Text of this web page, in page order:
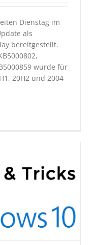
Dienstag im
als
bereitgestellt.
wurde für
20H2 und 2004